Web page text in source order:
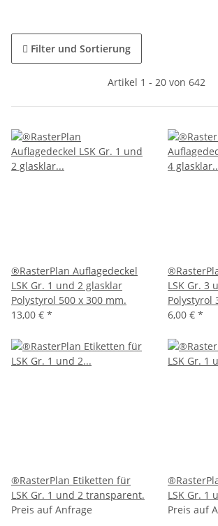
Filter und Sortierung
Artikel 1 - 20 von 642
®RasterPlan Auflagedeckel
LSK Gr. 1 und 2 glasklar
Polystyrol 500 x 300 mm.
13,00 € *
LSK Gr. 3
Polystyrol
6,00 € *
®RasterPlan Etiketten für
LSK Gr. 1 und 2 transparent.
Preis auf Anfrage
LSK Gr. 1
Preis auf